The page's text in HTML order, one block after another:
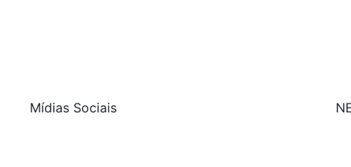
Mídias Sociais